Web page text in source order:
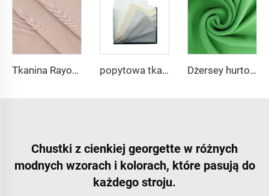
Tkanina Rayon 65 Poliester 35 Wiskoza Mieszana Tkanina na Uniformy TR Spodnie i Koszule dla Mężczyzn popytowa tkanina 100% poliester, mikrofibra wirująca, Arabia thobe, koszule, Afryka, piżamy, rynek Bliskiego Wschodu, miękka tekstura Dżersey hurtowe Babydol Czysta Tkanina Szifonowa 75D 100gsm na sukienkę
Chustki z cienkiej georgette w różnych
modnych wzorach i kolorach, które pasują do
każdego stroju.